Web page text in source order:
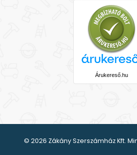
Árukereső.hu
© 2026 Zákány Szerszámház Kft.